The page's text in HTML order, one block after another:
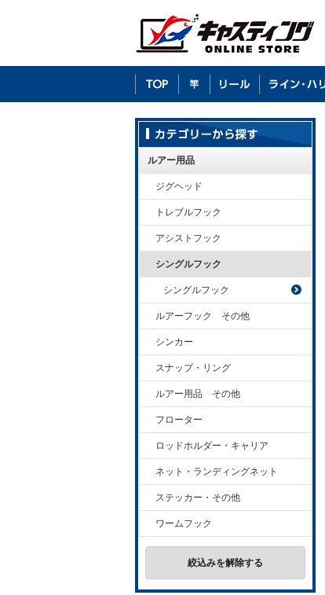
ルアー用品
ジグヘッド
トレブルフック
アシストフック
シングルフック
シングルフック
ルアーフック その他
シンカー
スナップ・リング
ルアー用品 その他
フローター
ロッドホルダー・キャリア
ネット・ランディングネット
ステッカー・その他
ワームフック
絞込みを解除する